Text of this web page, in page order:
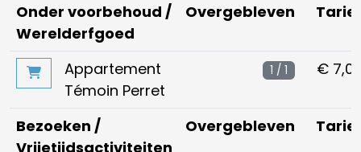
Onder voorbehoud /
Werelderfgoed
Overgebleven
Appartement
Témoin Perret
1 / 1 €
Bezoeken /
Vrijetijdsactiviteiten
Overgebleven